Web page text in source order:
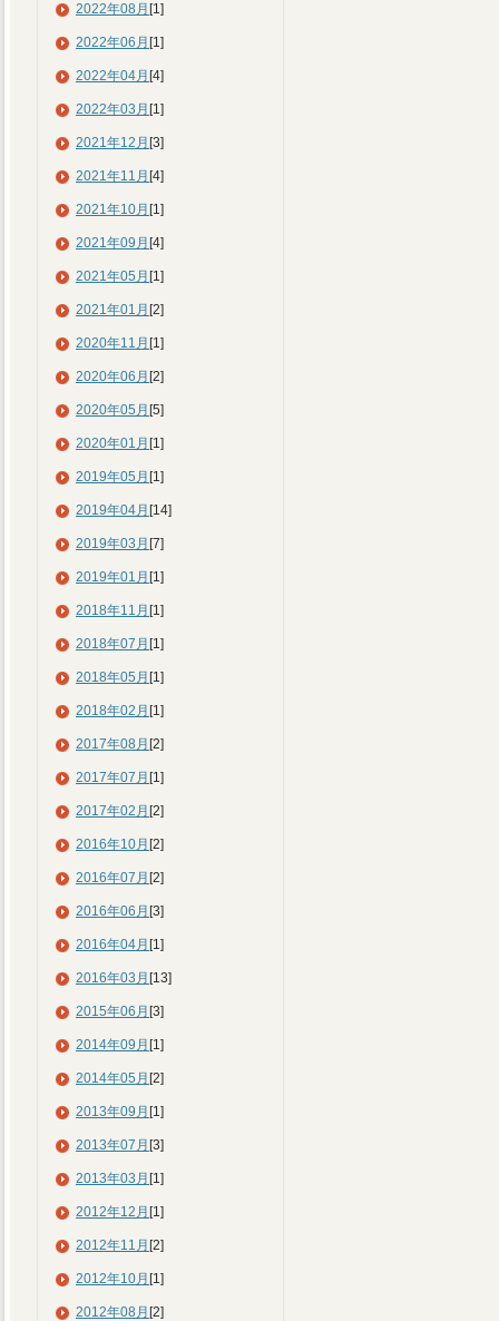
2022年08月 [1]
2022年06月 [1]
2022年04月 [4]
2022年03月 [1]
2021年12月 [3]
2021年11月 [4]
2021年10月 [1]
2021年09月 [4]
2021年05月 [1]
2021年01月 [2]
2020年11月 [1]
2020年06月 [2]
2020年05月 [5]
2020年01月 [1]
2019年05月 [1]
2019年04月 [14]
2019年03月 [7]
2019年01月 [1]
2018年11月 [1]
2018年07月 [1]
2018年05月 [1]
2018年02月 [1]
2017年08月 [2]
2017年07月 [1]
2017年02月 [2]
2016年10月 [2]
2016年07月 [2]
2016年06月 [3]
2016年04月 [1]
2016年03月 [13]
2015年06月 [3]
2014年09月 [1]
2014年05月 [2]
2013年09月 [1]
2013年07月 [3]
2013年03月 [1]
2012年12月 [1]
2012年11月 [2]
2012年10月 [1]
2012年08月 [2]